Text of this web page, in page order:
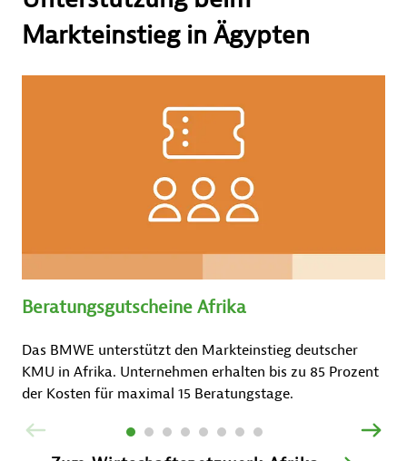
Markteinstieg in Ägypten
Beratungsgutscheine Afrika
Das BMWE unterstützt den Markteinstieg deutscher
KMU in Afrika. Unternehmen erhalten bis zu 85 Prozent
der Kosten für maximal 15 Beratungstage.